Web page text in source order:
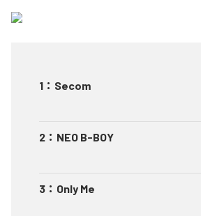
1 ： Secom
2 ： NEO B-BOY
3 ： Only Me